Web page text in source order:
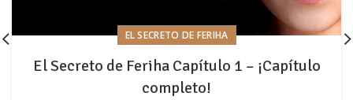
EL SECRETO DE FERIHA
El Secreto de Feriha Capítulo 1 – ¡Capítulo
completo!